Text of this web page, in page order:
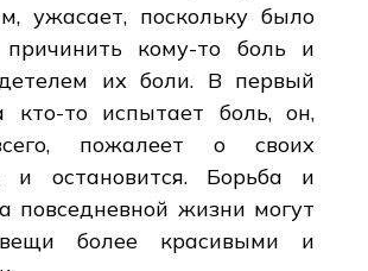
ужасает, поскольку было
кому-то боль и
их боли. В первый
кто-то испытает боль, он,
пожалеет о своих
и остановится. Борьба и
повседневной жизни могут
более красивыми и